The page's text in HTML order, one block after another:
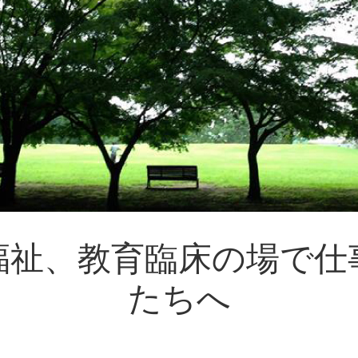
、教育臨床の場で
たちへ